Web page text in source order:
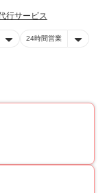
行サービス
24時間営業